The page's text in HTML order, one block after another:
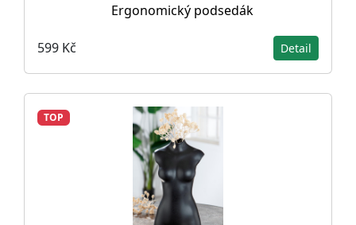
Ergonomický podsedák
599 Kč Detail
TOP